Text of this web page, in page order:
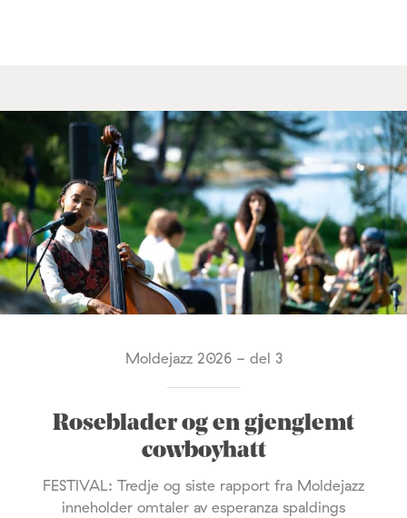
Moldejazz 2026 - del 3
Roseblader og en gjenglemt
cowboyhatt
FESTIVAL: Tredje og siste rapport fra Moldejazz
inneholder omtaler av esperanza spaldings